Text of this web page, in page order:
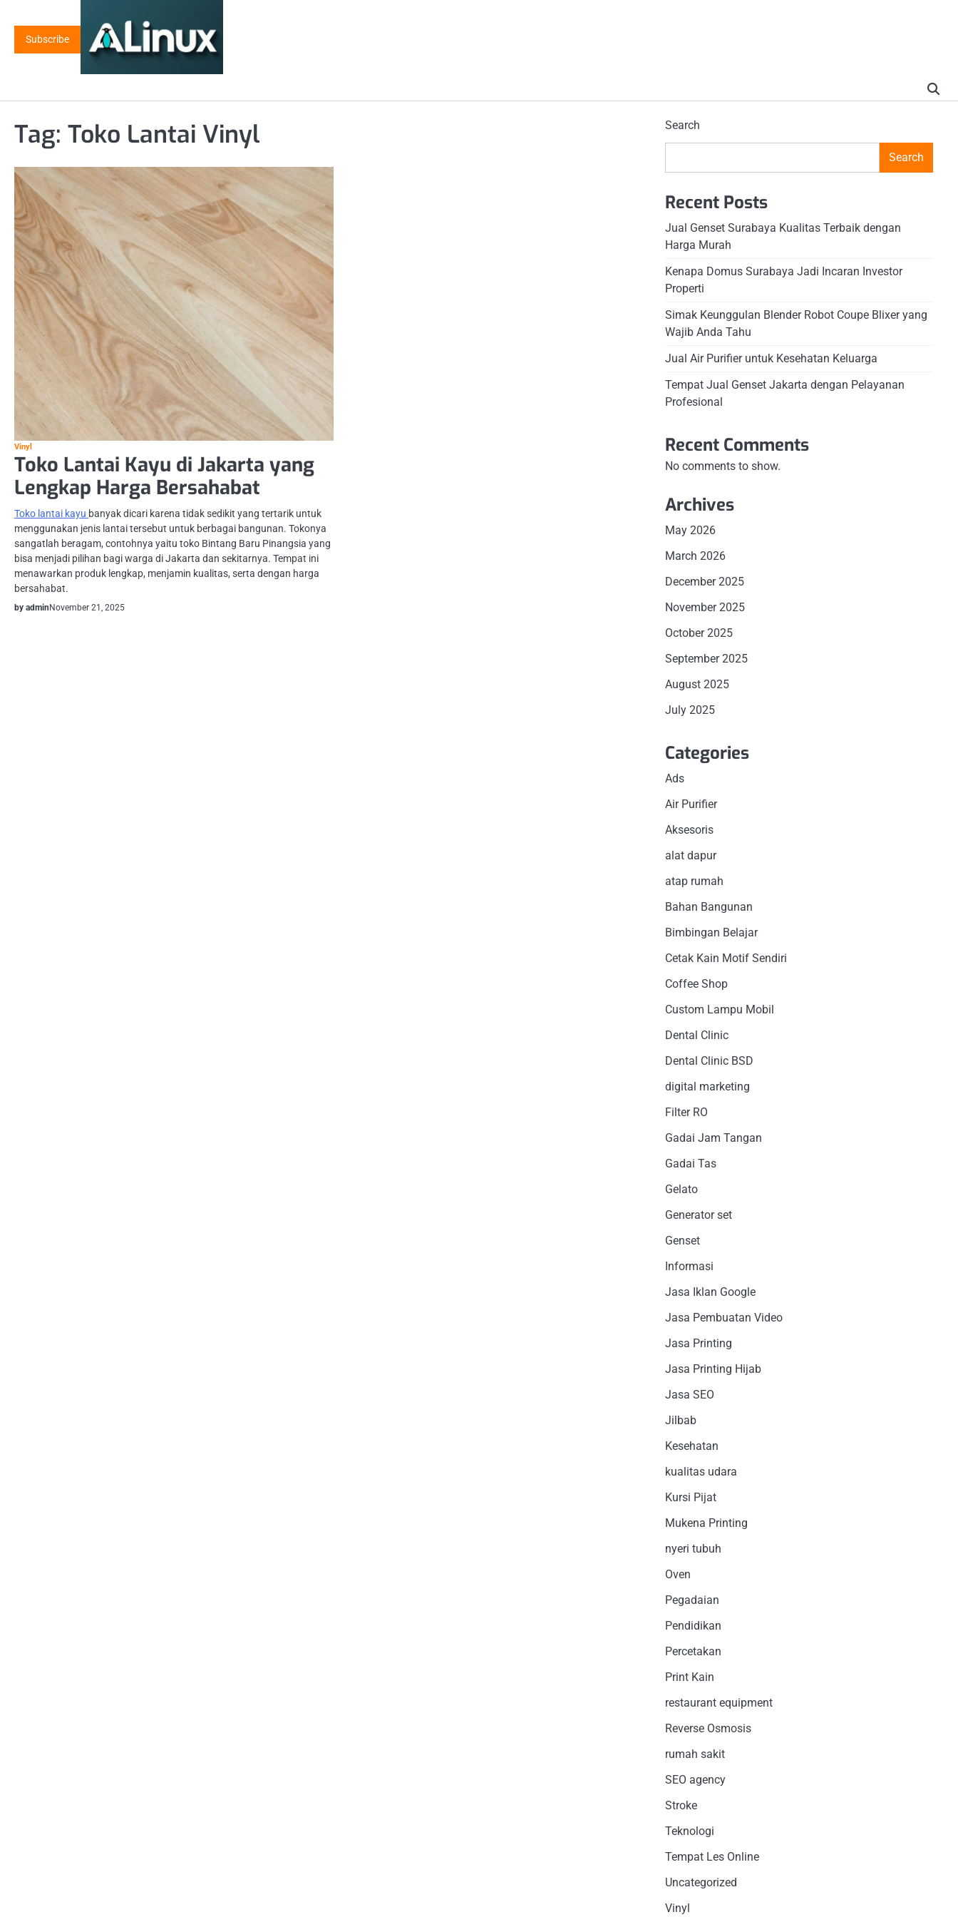
contentSubscribe
Tag: Toko Lantai Vinyl
Vinyl
Toko Lantai Kayu di Jakarta yang
Lengkap Harga Bersahabat
Toko lantai kayu banyak dicari karena tidak sedikit yang tertarik untuk
menggunakan jenis lantai tersebut untuk berbagai bangunan. Tokonya
sangatlah beragam, contohnya yaitu toko Bintang Baru Pinangsia yang
bisa menjadi pilihan bagi warga di Jakarta dan sekitarnya. Tempat ini
menawarkan produk lengkap, menjamin kualitas, serta dengan harga
bersahabat.
by admin November 21, 2025
Search
Search
Recent Posts
Jual Genset Surabaya Kualitas Terbaik dengan
Harga Murah
Kenapa Domus Surabaya Jadi Incaran Investor
Properti
Simak Keunggulan Blender Robot Coupe Blixer yang
Wajib Anda Tahu
Jual Air Purifier untuk Kesehatan Keluarga
Tempat Jual Genset Jakarta dengan Pelayanan
Profesional
Recent Comments
No comments to show.
Archives
May 2026
March 2026
December 2025
November 2025
October 2025
September 2025
August 2025
July 2025
Categories
Ads
Air Purifier
Aksesoris
alat dapur
atap rumah
Bahan Bangunan
Bimbingan Belajar
Cetak Kain Motif Sendiri
Coffee Shop
Custom Lampu Mobil
Dental Clinic
Dental Clinic BSD
digital marketing
Filter RO
Gadai Jam Tangan
Gadai Tas
Gelato
Generator set
Genset
Informasi
Jasa Iklan Google
Jasa Pembuatan Video
Jasa Printing
Jasa Printing Hijab
Jasa SEO
Jilbab
Kesehatan
kualitas udara
Kursi Pijat
Mukena Printing
nyeri tubuh
Oven
Pegadaian
Pendidikan
Percetakan
Print Kain
restaurant equipment
Reverse Osmosis
rumah sakit
SEO agency
Stroke
Teknologi
Tempat Les Online
Uncategorized
Vinyl